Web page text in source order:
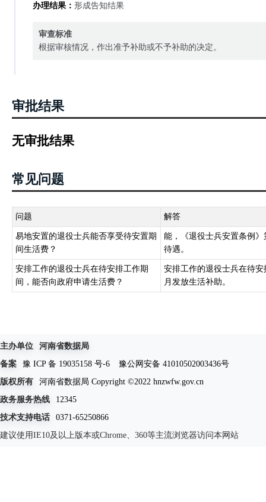
办理结果： 形成告知结果
审查标准
根据审核情况，作出准予补助或不予补助的决定。
审批结果
无审批结果
常见问题
问题 解答
易地安置的退役士兵能否享受待安置期
间生活费？
能，《退役士兵安置条例
待遇。
安排工作的退役士兵在待安排工作期
间，能否向政府申请生活费？
安排工作的退役士兵在待
月发放生活补助。
主办单位
河南省数据局
备案
豫 ICP 备 19035158 号-6
豫公网安备 41010502003436号
版权所有
河南省数据局 Copyright ©2022 hnzwfw.gov.cn
政务服务热线
12345
技术支持电话
0371-65250866
建议使用IE10及以上版本或Chrome、360等主流浏览器访问本网站